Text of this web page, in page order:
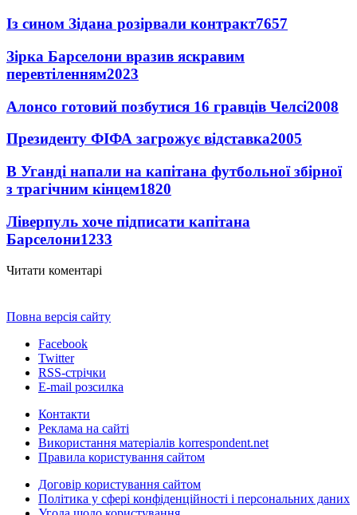
Із сином Зідана розірвали контракт7657
Зірка Барселони вразив яскравим
перевтіленням2023
Алонсо готовий позбутися 16 гравців Челсі2008
Президенту ФІФА загрожує відставка2005
В Уганді напали на капітана футбольної збірної
з трагічним кінцем1820
Ліверпуль хоче підписати капітана
Барселони1233
Читати коментарі
Повна версія сайту
Facebook
Twitter
RSS-стрічки
E-mail розсилка
Контакти
Реклама на сайті
Використання матеріалів korrespondent.net
Правила користування сайтом
Договір користування сайтом
Політика у сфері конфіденційності і персональних даних